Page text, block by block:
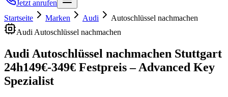
Jetzt anrufen
Startseite
Marken Audi
Autoschlüssel nachmachen
Audi Autoschlüssel nachmachen
Audi Autoschlüssel nachmachen Stuttgart
24h149€-349€ Festpreis –Advanced Key
Spezialist